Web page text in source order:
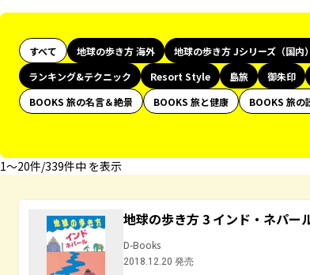
すべて 地球の歩き方 海外 地球の歩き方 Jシリーズ（国内）
ランキング&テクニック
Resort Style 島旅 御朱印
BOOKS 旅の名言＆絶景
BOOKS 旅と健康 BOOKS 旅の
1〜20件/339件中 を表示
地球の歩き方 3 インド・ネパー
D-Books
2018.12.20 発売